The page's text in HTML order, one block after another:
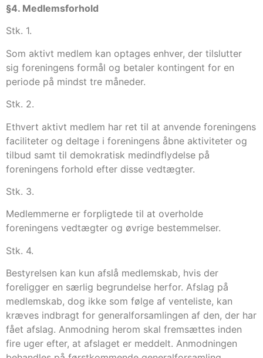
§4. Medlemsforhold
Stk. 1.
Som aktivt medlem kan optages enhver, der tilslutter
sig foreningens formål og betaler kontingent for en
periode på mindst tre måneder.
Stk. 2.
Ethvert aktivt medlem har ret til at anvende foreningens
faciliteter og deltage i foreningens åbne aktiviteter og
tilbud samt til demokratisk medindflydelse på
foreningens forhold efter disse vedtægter.
Stk. 3.
Medlemmerne er forpligtede til at overholde
foreningens vedtægter og øvrige bestemmelser.
Stk. 4.
Bestyrelsen kan kun afslå medlemskab, hvis der
foreligger en særlig begrundelse herfor. Afslag på
medlemskab, dog ikke som følge af venteliste, kan
kræves indbragt for generalforsamlingen af den, der har
fået afslag. Anmodning herom skal fremsættes inden
fire uger efter, at afslaget er meddelt. Anmodningen